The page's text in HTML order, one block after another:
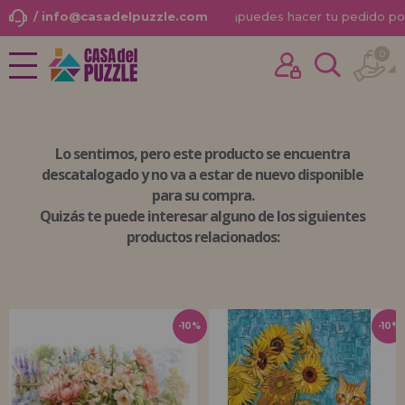
NOVEDADES
PUZZLES PARA ADULTOS
PUZZLES INFANTILES
PUZZLES POR MARCAS
PUZZLES POR AUTORES
ACCESORIOS PUZZLES
JUEGOS DE MESA
/ info@casadelpuzzle.com ¡puedes hacer tu pedido
0
Lo sentimos, peroeste producto se encuentra
descatalogadoy no va a estar de nuevo disponible
para su compra.
Quizás te puede interesar alguno de los siguientes
productos relacionados:
-10% -10%